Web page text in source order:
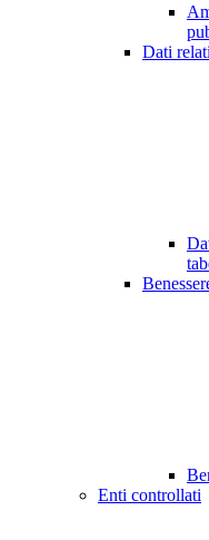
Dati
Enti controllati